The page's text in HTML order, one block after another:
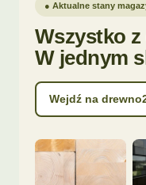
● Aktualne stany
Wszystko
W jednym
Wejdź na